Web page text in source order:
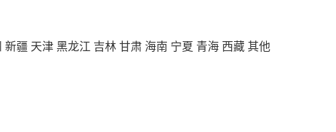
新疆 天津黑龙江 吉林甘肃 海南 宁夏 青海 西藏其他